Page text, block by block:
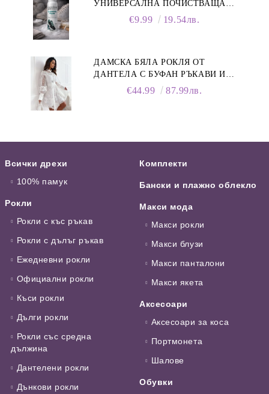
УНИВЕРСАЛНА ПОЧИСТВАЩА
ПЯНА ЗА ОБУВКИ, 150 МЛ
€9.99 19.54лв.
ДАМСКА БЯЛА РОКЛЯ ОТ
ДАНТЕЛА С БУФАН РЪКАВИ И
€44.99 87.99лв.
Всички дрехи
100% памук
Рокли
Рокли с къс ръкав
Рокли с дълъг ръкав
Ежедневни рокли
Официални рокли
Къси рокли
Дълги рокли
Рокли със средна
дължина
Дантелени рокли
Дънкови рокли
Комплекти
Бански и плажно облекло
Макси мода
Макси рокли
Макси блузи
Макси панталони
Макси якета
Аксесоари
Аксесоари за коса
Портмонета
Шалове
Обувки